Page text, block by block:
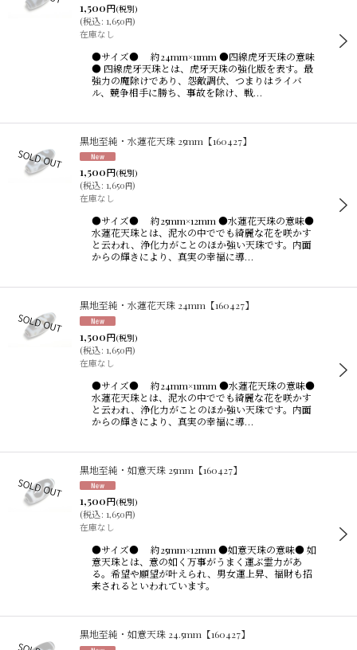
1,500円(税別)
(税込: 1,650円)
在庫なし
●サイズ● 約24mm×11mm ●四線虎牙天珠の意味
● 四線虎牙天珠とは、虎牙天珠の強化版を表す。最
強力の魔除けであり、怨敵調伏、つまりはライバ
ル、競争相手に勝ち、事故を除け、戦…
黒地至純・水蓮花天珠 25mm【160427】
1,500円(税別)
(税込: 1,650円)
在庫なし
●サイズ● 約25mm×12mm ●水蓮花天珠の意味●
水蓮花天珠とは、泥水の中ででも綺麗な花を咲かす
と云われ、浄化力がことのほか強い天珠です。内面
からの輝きにより、真実の幸福に導…
黒地至純・水蓮花天珠 24mm【160427】
1,500円(税別)
(税込: 1,650円)
在庫なし
●サイズ● 約24mm×11mm ●水蓮花天珠の意味●
水蓮花天珠とは、泥水の中ででも綺麗な花を咲かす
と云われ、浄化力がことのほか強い天珠です。内面
からの輝きにより、真実の幸福に導…
黒地至純・如意天珠 25mm【160427】
1,500円(税別)
(税込: 1,650円)
在庫なし
●サイズ● 約25mm×12mm ●如意天珠の意味● 如
意天珠とは、意の如く万事がうまく運ぶ霊力があ
る。希望や願望が叶えられ、男女運上昇、福財も招
来されるといわれています。
黒地至純・如意天珠 24.5mm【160427】